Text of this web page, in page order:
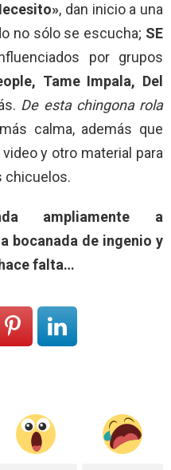
, dan inicio a una
no sólo se escucha; SE
por grupos
Tame Impala, Del
De esta chingona rola
calma, además que
y otro material para
chicuelos.
ampliamente a
bocanada de ingenio y
falta…